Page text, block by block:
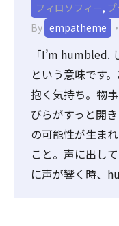
フィロソフィー,
By empatheme
「I’m humbled.
という意味です
抱く気持ち。物
びらがすっと開
の可能性が生ま
こと。声に出し
に声が響く時、